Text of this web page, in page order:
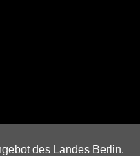
des Landes Berlin.